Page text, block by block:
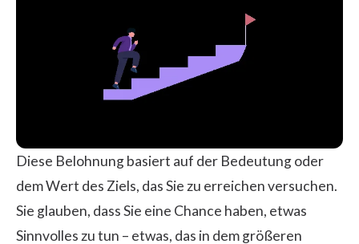
Diese Belohnung basiert auf der Bedeutung oder
dem Wert des Ziels, das Sie zu erreichen versuchen.
Sie glauben, dass Sie eine Chance haben, etwas
Sinnvolles zu tun – etwas, das in dem größeren